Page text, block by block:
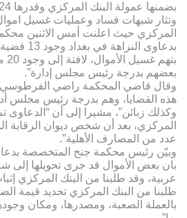
بضمنها عمولة البنك المركزي وقدرها 24 دينارا لكل دولار”.
وتثار شبهات فساد وعمليات غسيل
المركزي حيث اعلنت أمس الاثنين
بدعاوى
بعضهم بدرجة رئيس مجلس إدارة”.
هذه القضايا، وهم بدرجة رئيس مجلس
وكذلك زبائن”، مشيرا إلى أن “الدعاوى
المركزي، بعد أن شخص ديوان الرقابة
عدد من المصارف الأهلية”.
وبيّن رئيس محكمة جنح المتخصصة
بان بعض الأموال قد جرى تحويلها إلى
عربية، وقد طلبنا من البنك المركزي
طلبنا من البنك المركزي تحديد قيمة
بالعملة الصعبة، ومصدرها، ومكان